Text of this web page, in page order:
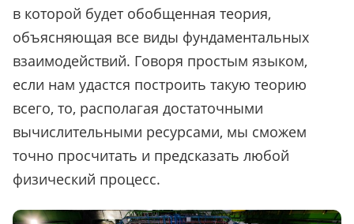
в которой будет обобщенная теория,
объясняющая все виды фундаментальных
взаимодействий. Говоря простым языком,
если нам удастся построить такую теорию
всего, то, располагая достаточными
вычислительными ресурсами, мы сможем
точно просчитать и предсказать любой
физический процесс.